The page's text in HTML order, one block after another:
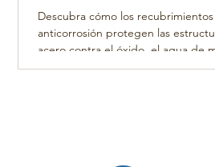
la Oxidación y el
Descubra cómo los recubrimientos
anticorrosión protegen las
acero contra el óxido, el agua de
productos químicos y la exposición